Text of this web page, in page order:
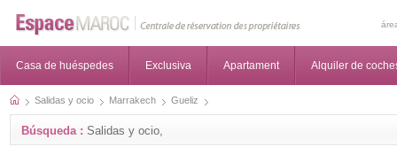
Casa de huéspedes Exclusiva Apartament Alquiler de
Salidas y ocio Marrakech Gueliz
Búsqueda : Salidas y ocio,